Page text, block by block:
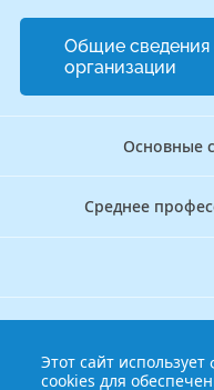
Общие сведения
организации
Основные
Среднее
Дополнительное
Этот сайт
cookies для